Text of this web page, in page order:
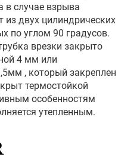
в случае взрыва
из двух цилиндрических
по углом 90 градусов.
врезки закрыто
4 мм или
, который закреплен
термостойкой
особенностям
утепленным.